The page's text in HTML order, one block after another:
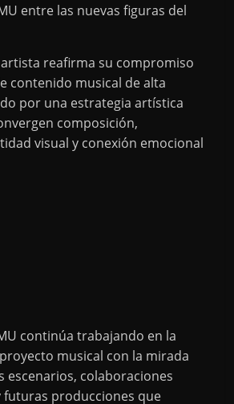
entre las nuevas figuras del
artista reafirma su compromiso
contenido musical de alta
por una estrategia artística
composición,
visual y conexión emocional
continúa trabajando en la
musical con la mirada
escenarios, colaboraciones
futuras producciones que